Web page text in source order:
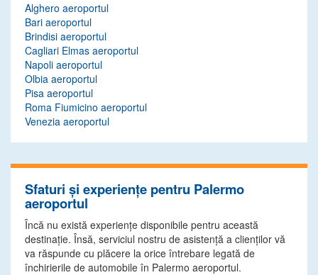
Alghero aeroportul
Bari aeroportul
Brindisi aeroportul
Cagliari Elmas aeroportul
Napoli aeroportul
Olbia aeroportul
Pisa aeroportul
Roma Fiumicino aeroportul
Venezia aeroportul
Sfaturi și experiențe pentru Palermo
aeroportul
Încă nu există experiențe disponibile pentru această
destinație. Însă, serviciul nostru de asistență a clienților vă
va răspunde cu plăcere la orice întrebare legată de
închirierile de automobile în Palermo aeroportul.